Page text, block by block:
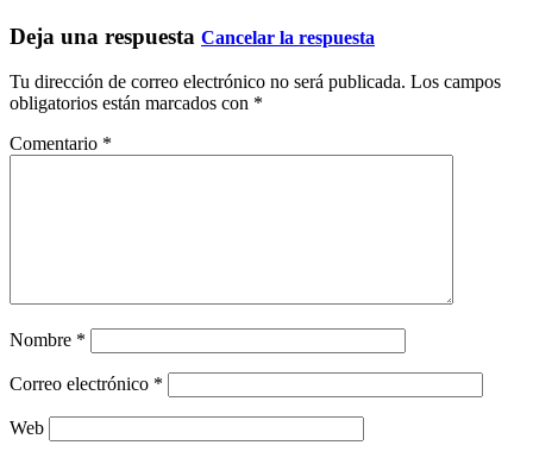
Deja una respuesta Cancelar la respuesta
Tu dirección de correo electrónico no será publicada. Los campos
obligatorios están marcados con *
Comentario *
Nombre *
Correo electrónico *
Web